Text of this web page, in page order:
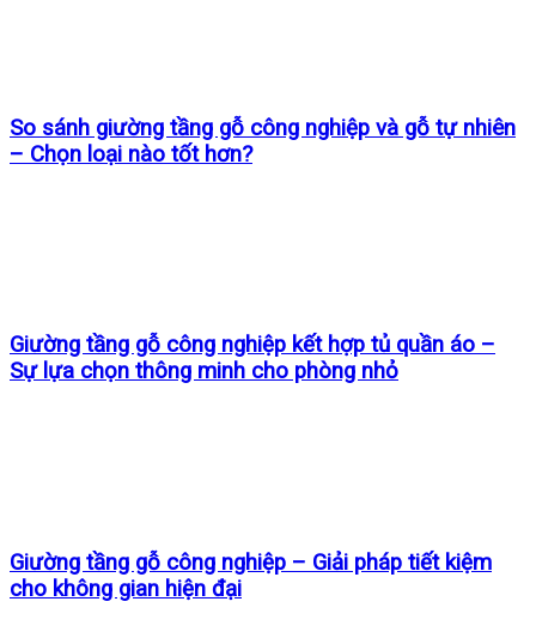
So sánh giường tầng gỗ công nghiệp và gỗ tự nhiên
– Chọn loại nào tốt hơn?
Giường tầng gỗ công nghiệp kết hợp tủ quần áo –
Sự lựa chọn thông minh cho phòng nhỏ
Giường tầng gỗ công nghiệp – Giải pháp tiết kiệm
cho không gian hiện đại